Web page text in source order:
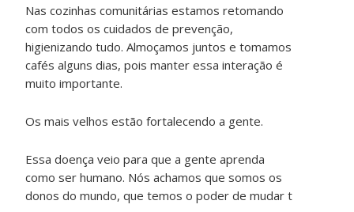
Nas cozinhas comunitárias estamos retomando
com todos os cuidados de prevenção,
higienizando tudo. Almoçamos juntos e tomamos
cafés alguns dias, pois manter essa interação é
muito importante.
Os mais velhos estão fortalecendo a gente.
Essa doença veio para que a gente aprenda
como ser humano. Nós achamos que somos os
donos do mundo, que temos o poder de mudar t